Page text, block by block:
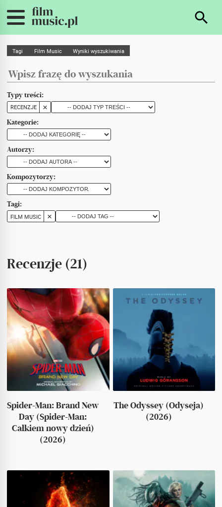
Tagi Film Music Wyniki wyszukiwania
Typy treści:
RECENZJE
Kategorie:
Autorzy:
Kompozytorzy:
Tagi:
FILM MUSIC
Recenzje (21)
Spider-Man: Brand New
Day (Spider-Man:
Całkiem nowy dzień)
(2026)
The Odyssey (Odyseja)
(2026)